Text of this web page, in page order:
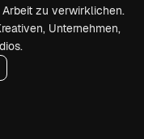
zu verwirklichen.
Unternehmen,